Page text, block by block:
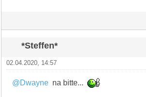
*Steffen*
02.04.2020, 14:57
@Dwayne na bitte...